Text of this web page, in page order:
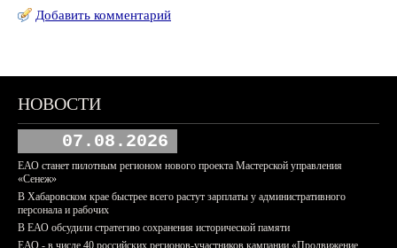
Добавить комментарий
НОВОСТИ
07.08.2026
ЕАО станет пилотным регионом нового проекта Мастерской управления
«Сенеж»
В Хабаровском крае быстрее всего растут зарплаты у административного
персонала и рабочих
В ЕАО обсудили стратегию сохранения исторической памяти
ЕАО - в числе 40 российских регионов-участников кампании «Продвижение